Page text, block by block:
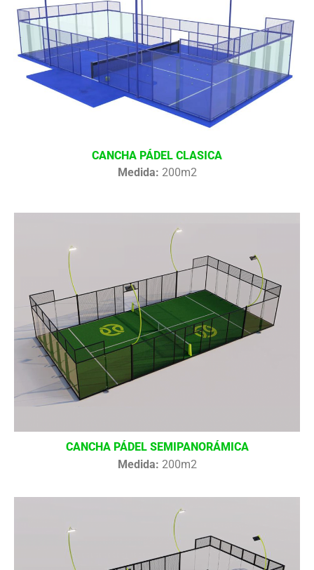
CANCHA PÁDEL CLASICA
Medida: 200m2
CANCHA PÁDEL SEMIPANORÁMICA
Medida: 200m2